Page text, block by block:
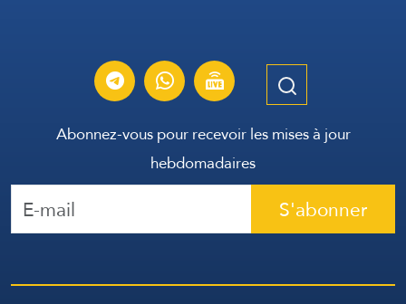
Abonnez-vous pour recevoir les mises à jour
hebdomadaires
S'abonner